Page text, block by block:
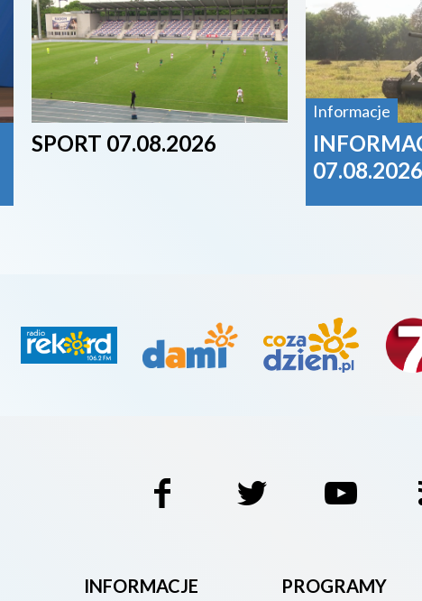
SPORT 07.08.2026
Informacje
07.08.2026
INFORMACJE
PROGRAMY